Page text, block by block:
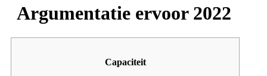
Argumentatie ervoor 2022
Capaciteit